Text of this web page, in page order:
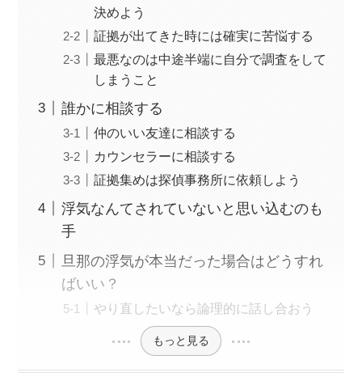
決めよう
証拠が出てきた時には確実に苦悩する
最悪なのは中途半端に自分で調査をして
しまうこと
誰かに相談する
仲のいい友達に相談する
カウンセラーに相談する
証拠集めは探偵事務所に依頼しよう
浮気なんてされていないと思い込むのも
手
旦那の浮気が本当だった場合はどうすれ
ばいい？
やり直したいなら論理的に話し合おう
もっと見る